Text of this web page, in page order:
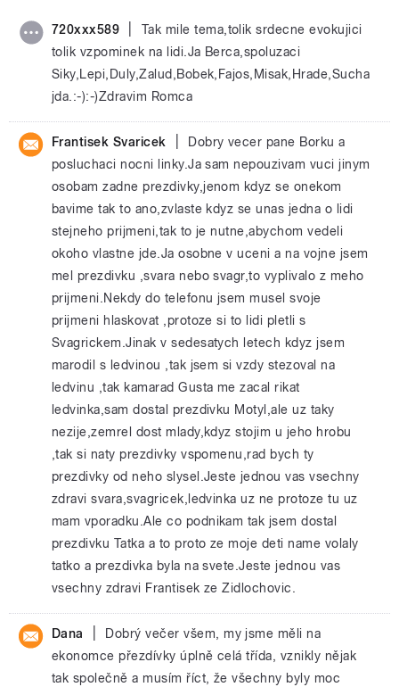
720xxx589
Tak mile tema,tolik srdecne evokujici
tolik vzpominek na lidi.Ja Berca,spoluzaci
Siky,Lepi,Duly,Zalud,Bobek,Fajos,Misak,Hrade,Sucha
jda.:-):-)Zdravim Romca
Frantisek Svaricek
Dobry vecer pane Borku a
posluchaci nocni linky.Ja sam nepouzivam vuci jinym
osobam zadne prezdivky,jenom kdyz se onekom
bavime tak to ano,zvlaste kdyz se unas jedna o lidi
stejneho prijmeni,tak to je nutne,abychom vedeli
okoho vlastne jde.Ja osobne v uceni a na vojne jsem
mel prezdivku ,svara nebo svagr,to vyplivalo z meho
prijmeni.Nekdy do telefonu jsem musel svoje
prijmeni hlaskovat ,protoze si to lidi pletli s
Svagrickem.Jinak v sedesatych letech kdyz jsem
marodil s ledvinou ,tak jsem si vzdy stezoval na
ledvinu ,tak kamarad Gusta me zacal rikat
ledvinka,sam dostal prezdivku Motyl,ale uz taky
nezije,zemrel dost mlady,kdyz stojim u jeho hrobu
,tak si naty prezdivky vspomenu,rad bych ty
prezdivky od neho slysel.Jeste jednou vas vsechny
zdravi svara,svagricek,ledvinka uz ne protoze tu uz
mam vporadku.Ale co podnikam tak jsem dostal
prezdivku Tatka a to proto ze moje deti name volaly
tatko a prezdivka byla na svete.Jeste jednou vas
vsechny zdravi Frantisek ze Zidlochovic.
Dana
Dobrý večer všem, my jsme měli na
ekonomce přezdívky úplně celá třída, vznikly nějak
tak společně a musím říct, že všechny byly moc